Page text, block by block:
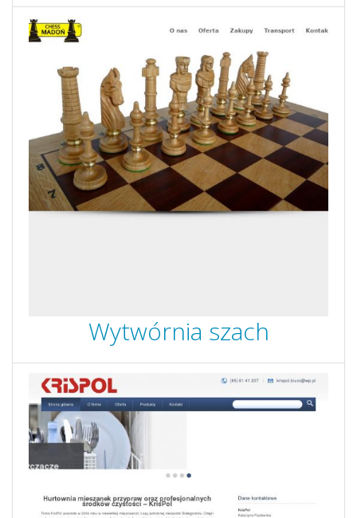
Wytwórnia szach